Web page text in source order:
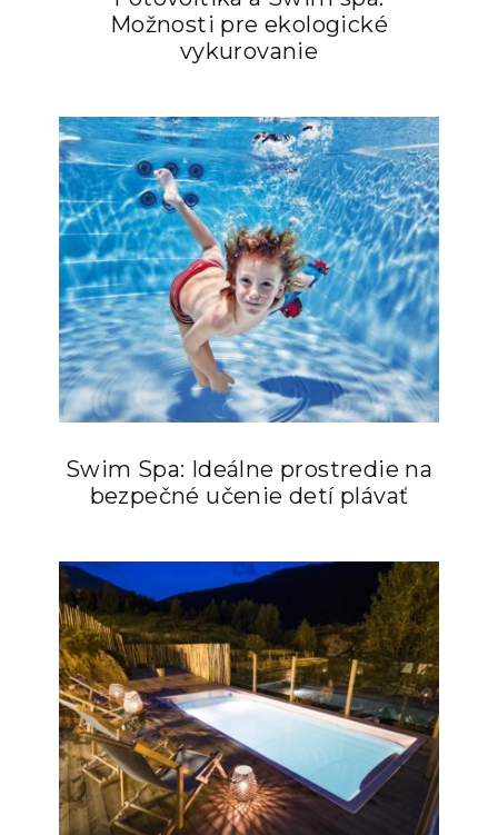
Možnosti pre ekologické
vykurovanie
Swim Spa: Ideálne prostredie na
bezpečné učenie detí plávať